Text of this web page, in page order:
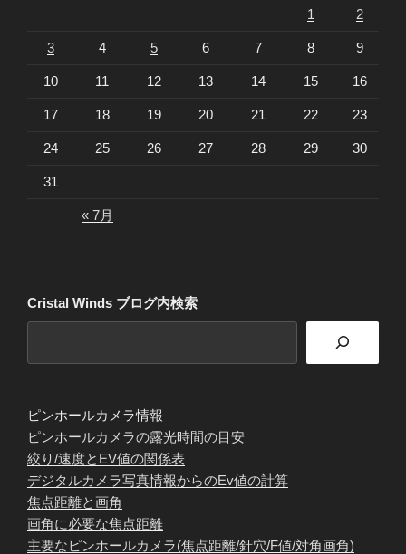
1 2
3 4 5 6 7 8 9
10 11 12 13 14 15 16
17 18 19 20 21 22 23
24 25 26 27 28 29 30
31
« 7月
Cristal Winds ブログ内検索
ピンホールカメラ情報
ピンホールカメラの露光時間の目安
絞り/速度とEV値の関係表
デジタルカメラ写真情報からのEv値の計算
焦点距離と画角
画角に必要な焦点距離
主要なピンホールカメラ(焦点距離/針穴/F値/対角画角)